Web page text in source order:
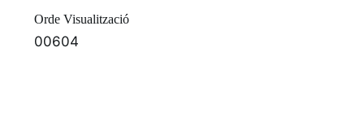
Orde Visualització
00604